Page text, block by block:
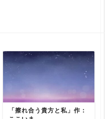
「擦れ合う貴方と私」作：